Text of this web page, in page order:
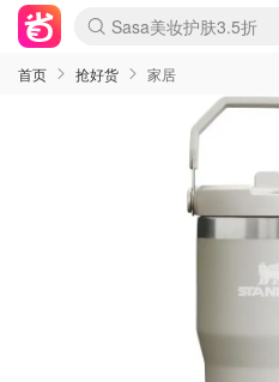
lululemon折扣上新
Sasa美妆护肤3.5折
SSENSE年中3折
FreshBeauty好价汇总
Cettire降价+叠9折
Farfetch折上8折
WWS Coles超市实拍
viagogo二手票捡漏
Myer清仓1折起
The Outnet奢牌1折起
David Jones 3折起
Flannels大牌1折
Perfumes Club护肤1折
AMIRO返校季6.2折
Oweek抽奖送Airpods
Amazon折扣汇总
eToro入金$200送$50
Amazon数码好物
ICONIC本周7.5折
ThedoubleF高奢地板价
Moose Knuckles 6折
丝芙兰5折起
EUFY官网3.7折起
Selenichast首饰2折
Trip机票酒店促销
YSL送5件彩妆礼
Amazon家居好物
BIGBANG巡演开票
David Jones时尚3折
Amazon美妆护肤
雅漾大喷$8
过敏原检测盒$33
伊索独家赠50ml沐浴露
科颜氏清仓3折
SEALIFE海洋馆门票6折
丝塔芙大白罐$16
订阅Newsletter送香薰
Cult Beauty 6.8折
Harrods圣诞日历2.3折
LN-CC奢牌私促3折
d'Alba空姐喷雾$16
EVE LOM套装逆天2折
Bernardelli独家4折
Adore Beauty 6折起
CT圣诞日历
Mytheresa奢品2.7折
Luxury Escapes 9折
Currentbody美容仪9折
卡诗9折+赠4件礼
MOON Garden Live
ALLSAINTS美衣3折
Roborock扫地机3.7折
Tingo Life水杯$24
Valentino官网5折
CR洗发护发6.3折
首页 抢好货 家居